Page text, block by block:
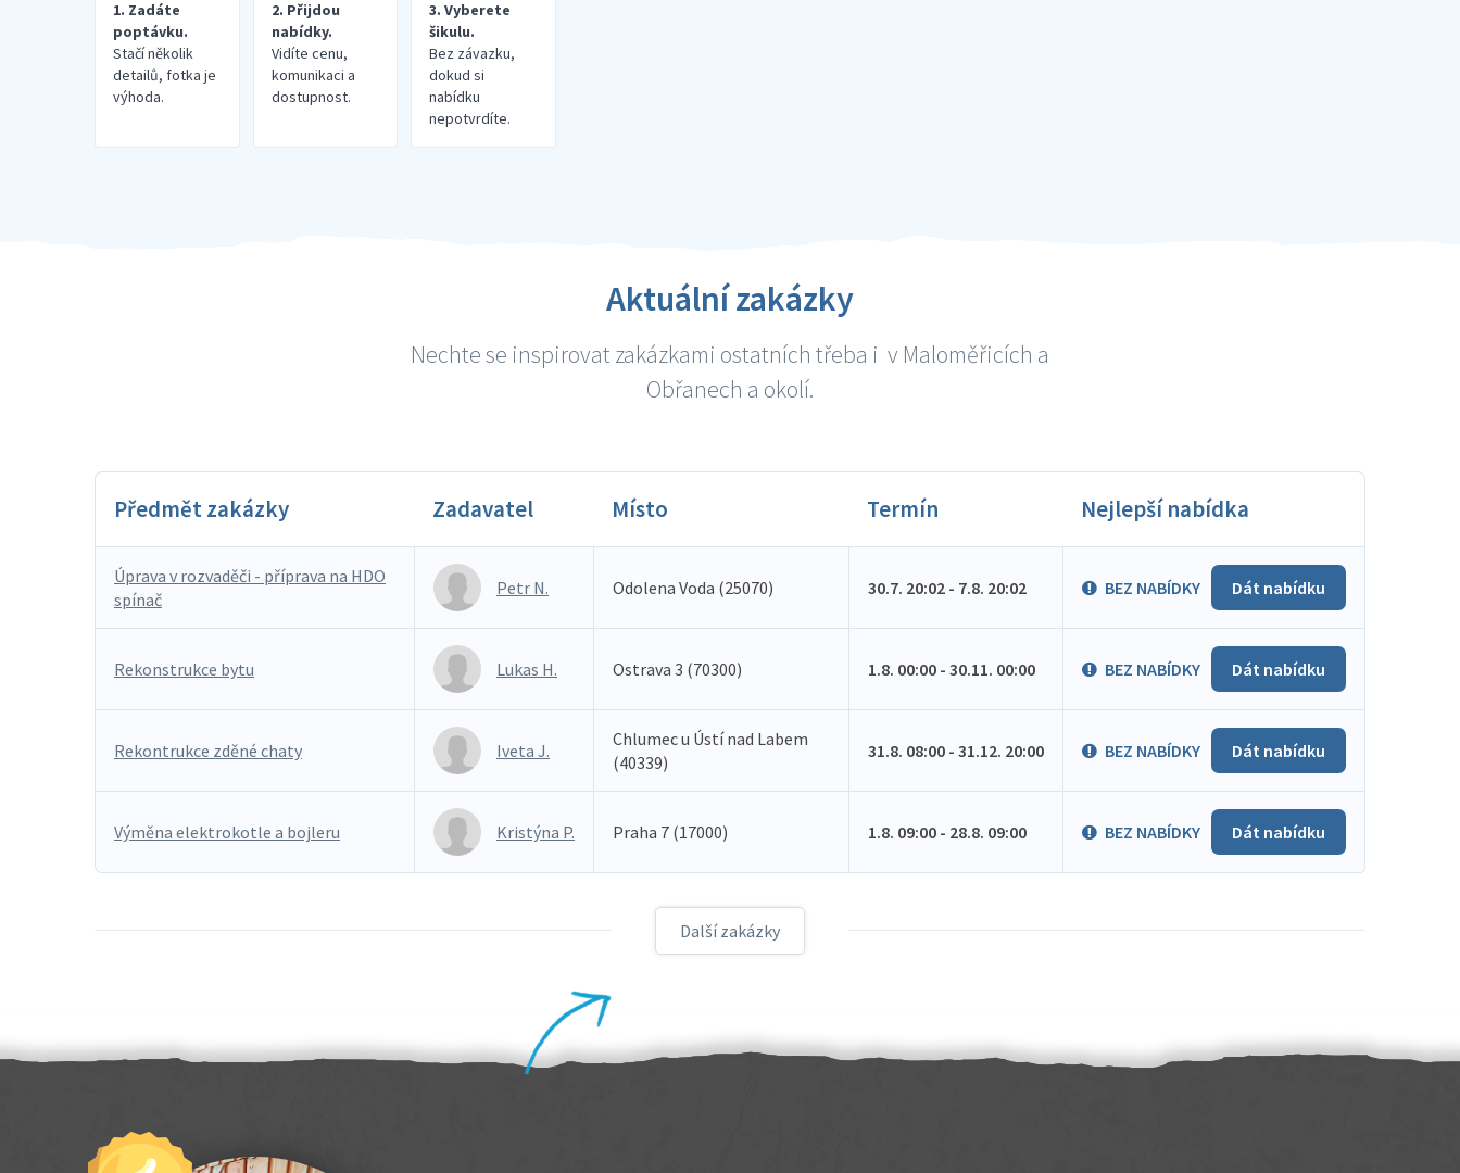
1. Zadáte
poptávku.
Stačí několik
detailů, fotka je
výhoda.
2. Přijdou
nabídky.
Vidíte cenu,
komunikaci a
dostupnost.
3. Vyberete
šikulu.
Bez závazku,
dokud si
nabídku
nepotvrdíte.
Aktuální zakázky
Nechte se inspirovat zakázkami ostatních třeba i v Maloměřicích a
Obřanech a okolí.
Předmět zakázky Zadavatel Místo Termín Nejlepší nabídka
Úprava v rozvaděči - příprava na HDO
spínač
Petr N. Odolena Voda (25070) 30.7. 20:02 - 7.8. 20:02 BEZ NABÍDKY Dát nabídku
Rekonstrukce bytu Lukas H. Ostrava 3 (70300) 1.8. 00:00 - 30.11. 00:00 BEZ NABÍDKY Dát nabídku
Rekontrukce zděné chaty Iveta J.
Chlumec u Ústí nad Labem
(40339)
31.8. 08:00 - 31.12. 20:00 BEZ NABÍDKY Dát nabídku
Výměna elektrokotle a bojleru Kristýna P. Praha 7 (17000) 1.8. 09:00 - 28.8. 09:00 BEZ NABÍDKY Dát nabídku
Další zakázky